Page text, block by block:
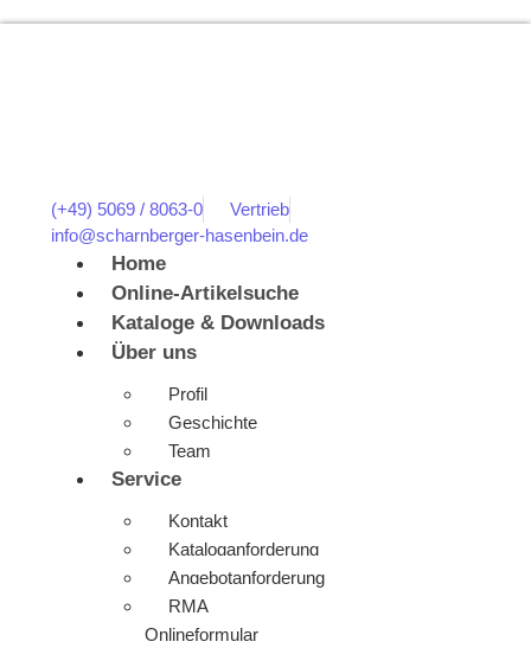
(+49) 5069 / 8063-0
Vertrieb
info@scharnberger-hasenbein.de
Home
Online-Artikelsuche
Kataloge & Downloads
Über uns
Profil
Geschichte
Team
Service
Kontakt
Kataloganforderung
Angebotanforderung
RMA
Onlineformular